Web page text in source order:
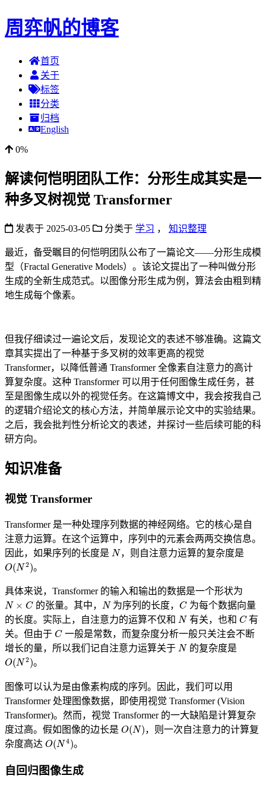
周弈帆的博客
首页
关于
标签
分类
归档
English
0%
解读何恺明团队工作：分形生成其实是一
种多叉树视觉 Transformer
发表于 2025-03-05 分类于 学习 ， 知识整理
最近，备受瞩目的何恺明团队公布了一篇论文——分形生成模
型（Fractal Generative Models）。该论文提出了一种叫做分形
生成的全新生成范式。以图像分形生成为例，算法会由粗到精
地生成每个像素。
但我仔细读过一遍论文后，发现论文的表述不够准确。这篇文
章其实提出了一种基于多叉树的效率更高的视觉
Transformer，以降低普通 Transformer 全像素自注意力的高计
算复杂度。这种 Transformer 可以用于任何图像生成任务，甚
至是图像生成以外的视觉任务。在这篇博文中，我会按我自己
的逻辑介绍论文的核心方法，并简单展示论文中的实验结果。
之后，我会批判性分析论文的表述，并探讨一些后续可能的科
研方向。
知识准备
视觉 Transformer
Transformer 是一种处理序列数据的神经网络。它的核心是自
注意力运算。在这个运算中，序列中的元素会两两交换信息。
因此，如果序列的长度是 N，则自注意力运算的复杂度是
O(N2) 。
具体来说，Transformer 的输入和输出的数据是一个形状为
N× 的张量。其中， N为序列的长度，C 为每个数据向量
的长度。实际上，自注意力的运算不仅和 N有关，也和 C有
关。但由于 C一般是常数，而复杂度分析一般只关注会不断
增长的量，所以我们记自注意力运算关于 N的复杂度是
O(N2) 。
图像可以认为是由像素构成的序列。因此，我们可以用
Transformer 处理图像数据，即使用视觉 Transformer (Vision
Transformer)。然而，视觉 Transformer 的一大缺陷是计算复杂
度过高。假如图像的边长是 O (N) ，则一次自注意力的计算复
杂度高达 O (N4) 。
自回归图像生成